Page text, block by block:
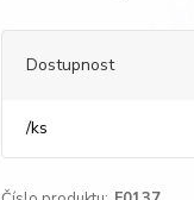
Dostupnost
/ks